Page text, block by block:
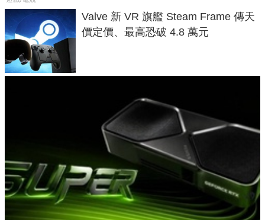
Valve 新 VR 旗艦 Steam Frame 傳天
價定價、最高恐破 4.8 萬元